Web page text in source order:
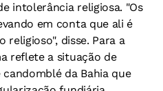
intolerância religiosa. "Os
em conta que ali é
religioso", disse. Para a
reflete a situação de
da Bahia que